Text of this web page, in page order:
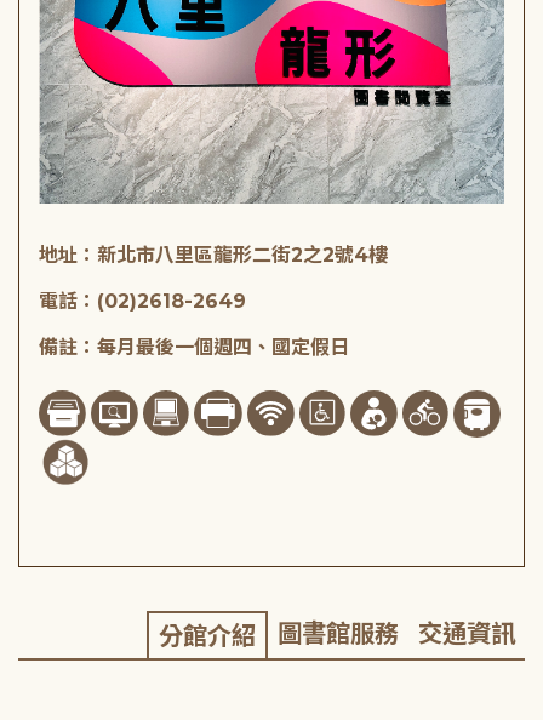
地址：新北市八里區龍形二街2之2號4樓
電話：(02)2618-2649
備註：每月最後一個週四、國定假日
分館介紹 圖書館服務 交通資訊